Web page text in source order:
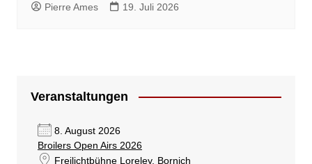
Pierre Ames 19. Juli 2026
Veranstaltungen
8. August 2026
Broilers Open Airs 2026
Freilichtbühne Loreley, Bornich